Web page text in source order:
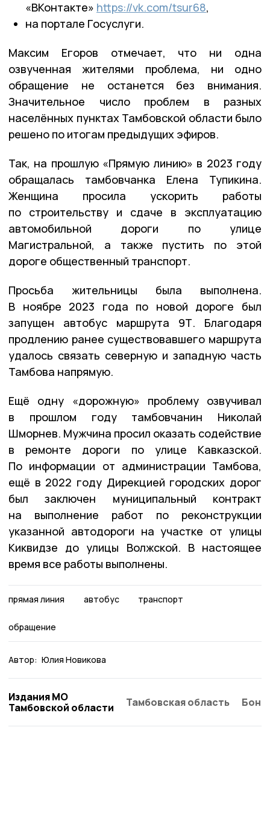
«ВКонтакте» https://vk.com/tsur68,
на портале Госуслуги.
Максим Егоров отмечает, что ни одна
озвученная жителями проблема, ни одно
обращение не останется без внимания.
Значительное число проблем в разных
населённых пунктах Тамбовской области было
решено по итогам предыдущих эфиров.
Так, на прошлую «Прямую линию» в 2023 году
обращалась тамбовчанка Елена Тупикина.
Женщина просила ускорить работы
по строительству и сдаче в эксплуатацию
автомобильной дороги по улице
Магистральной, а также пустить по этой
дороге общественный транспорт.
Просьба жительницы была выполнена.
В ноябре 2023 года по новой дороге был
запущен автобус маршрута 9Т. Благодаря
продлению ранее существовавшего маршрута
удалось связать северную и западную часть
Тамбова напрямую.
Ещё одну «дорожную» проблему озвучивал
в прошлом году тамбовчанин Николай
Шморнев. Мужчина просил оказать содействие
в ремонте дороги по улице Кавказской.
По информации от администрации Тамбова,
ещё в 2022 году Дирекцией городских дорог
был заключен муниципальный контракт
на выполнение работ по реконструкции
указанной автодороги на участке от улицы
Киквидзе до улицы Волжской. В настоящее
время все работы выполнены.
прямая линия автобус транспорт
обращение
Автор: Юлия Новикова
Издания МО
Тамбовской области
Тамбовская область